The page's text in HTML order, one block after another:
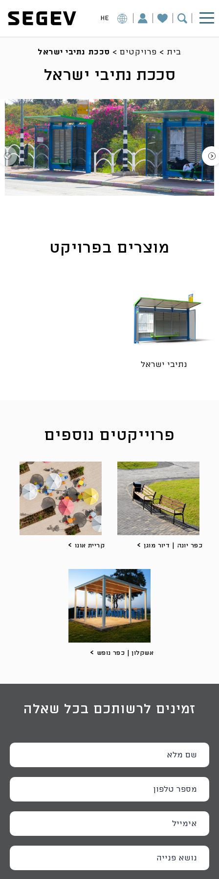
HE
בית > פרויקטים> סככת נתיבי ישראל
סככת נתיבי ישראל
מוצרים בפרויקט
נתיבי ישראל
פרוייקטים נוספים
כפר יונה | דיור מוגן קריית אונו
אשקלון | כפר נופש
זמינים לרשותכם בכל שאלה